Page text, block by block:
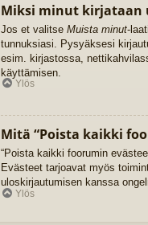
Miksi minut kirjataan
Jos et valitse Muista minut-
tunnuksiasi. Pysyäksesi
esim. kirjastossa,
käyttämisen.
Ylös
Mitä “Poista kaikki
“Poista kaikki foorumin
Evästeet tarjoavat myös
uloskirjautumisen kanssa
Ylös